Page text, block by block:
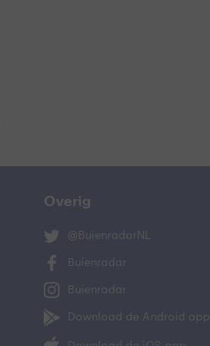
Overig
@BuienradarNL
Buienradar
Buienradar
Download de Android app